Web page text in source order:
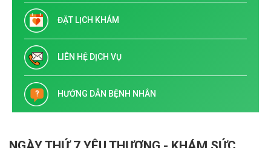
ĐẶT LỊCH KHÁM
LIÊN HỆ DỊCH VỤ
HƯỚNG DẪN BỆNH NHÂN